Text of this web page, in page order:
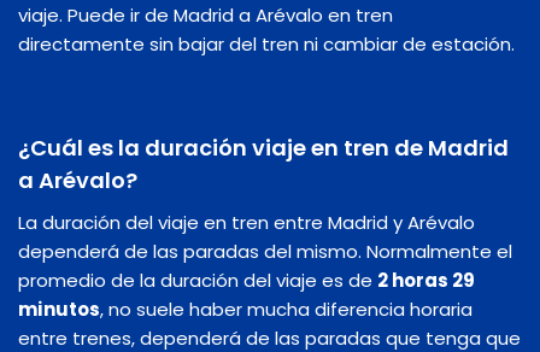
viaje. Puede ir de Madrid a Arévalo en tren
directamente sin bajar del tren ni cambiar de estación.
¿Cuál es la duración viaje en tren de Madrid
a Arévalo?
La duración del viaje en tren entre Madrid y Arévalo
dependerá de las paradas del mismo. Normalmente el
promedio de la duración del viaje es de 2 horas 29
minutos, no suele haber mucha diferencia horaria
entre trenes, dependerá de las paradas que tenga que